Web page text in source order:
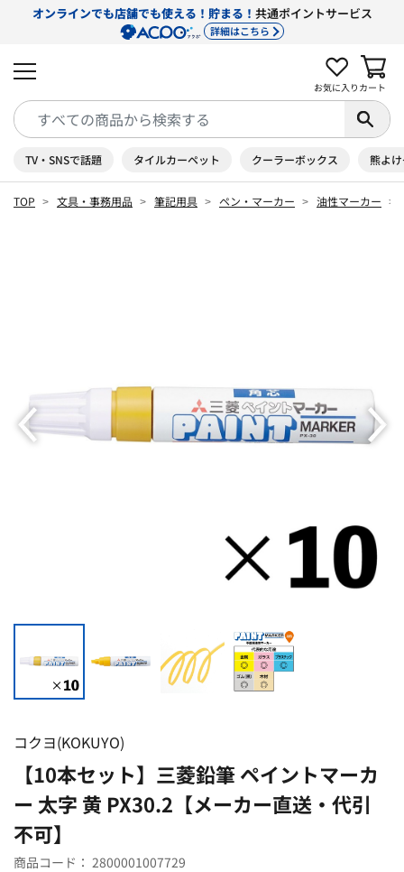
オンラインでも店舗でも使える！貯まる！ 共通ポイントサービス
詳細はこちら
お気に入り カート
TV・SNSで話題 タイルカーペット クーラーボックス 熊よ
TOP 文具・事務用品 筆記用具 ペン・マーカー 油性マーカー
コクヨ(KOKUYO)
【10本セット】三菱鉛筆 ペイントマーカ
ー 太字 黄 PX30.2【メーカー直送・代引
不可】
商品コード： 2800001007729